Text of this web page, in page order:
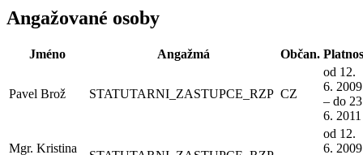
Angažované osoby
Jméno Angažmá Občan.
Pavel Brož STATUTARNI_ZASTUPCE_RZP CZ
od 12.
6. 2009
– do
6. 2011
Mgr. Kristina
od 12.
6. 2009